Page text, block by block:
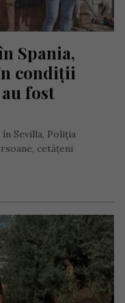
Spania,
condiții
fost
Sevilla, Poliția
cetățeni